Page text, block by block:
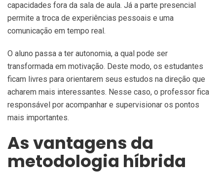
capacidades fora da sala de aula. Já a parte presencial
permite a troca de experiências pessoais e uma
comunicação em tempo real.
O aluno passa a ter autonomia, a qual pode ser
transformada em motivação. Deste modo, os estudantes
ficam livres para orientarem seus estudos na direção que
acharem mais interessantes. Nesse caso, o professor fica
responsável por acompanhar e supervisionar os pontos
mais importantes.
As vantagens da
metodologia híbrida